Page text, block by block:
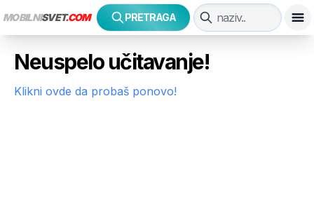
MOBILNISVET.COM PRETRAGA
Neuspelo učitavanje!
Klikni ovde da probaš ponovo!